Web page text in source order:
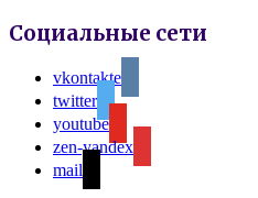
Социальные сети
vkontakte
twitter
youtube
zen-yandex
mail